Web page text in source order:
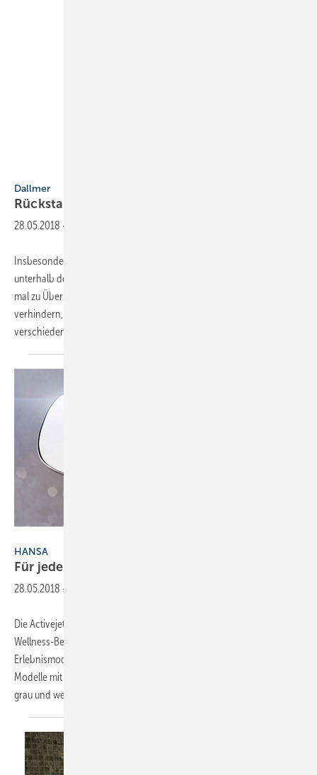
Dallmer
Rückstau-Kellerablauf
28.05.2018 -
Insbesondere in Kellerräumen von Ein- und Zweifamilienhäusern, die
unterhalb der Rückstauebene liegen, kommt es bei Starkregen gerne
mal zu Überschwemmungen über die Kellerabläufe. Um dies zu
verhindern, hat Dallmer den Rückstau-Kellerablauf DallSafe 200 in
verschiedenen Ausführungen
HANSA
Für jeden Duschtyp die richtige
28.05.2018 -
Die Activejet-Handbrausen von Hansa orientieren sich an den
Wellness-Bedürfnissen der Nutzer. So reagieren sie mit verschiedenen
Erlebnismodi auf den Megatrend Wellbeing. Zur Auswahl stehen
Modelle mit rundem oder Softedge-Brausekopf in den Farboptionen
grau und weiß. Sie sind jeweils